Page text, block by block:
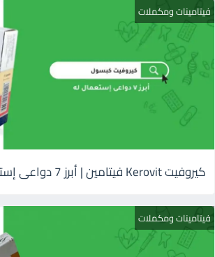
فيتامينات ومكملات
كيروفيت Kerovit فيتامين | أبرز 7 دواعى إستعمال له
فيتامينات ومكملات